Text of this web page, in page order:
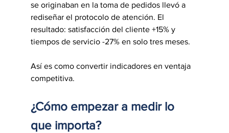
se originaban en la toma de pedidos llevó a
rediseñar el protocolo de atención. El
resultado: satisfacción del cliente +15% y
tiempos de servicio -27% en solo tres meses.
Así es como convertir indicadores en ventaja
competitiva.
¿Cómo empezar a medir lo
que importa?